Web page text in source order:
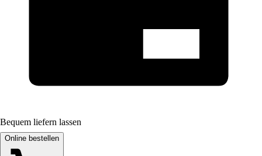
Bequem liefern lassen
Online bestellen